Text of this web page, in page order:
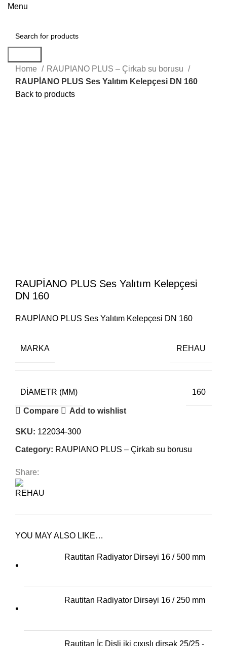
Menu
Home
RAUPIANO PLUS – Çirkab su borusu
RAUPİANO PLUS Ses Yalıtım Kelepçesi DN 160
Back to products
RAUPİANO PLUS Ses Yalıtım Kelepçesi
DN 160
RAUPİANO PLUS Ses Yalıtım Kelepçesi DN 160
MARKA REHAU
DIAMETR (MM) 160
Compare Add to wishlist
SKU: 122034-300
Category: RAUPIANO PLUS – Çirkab su borusu
Share:
YOU MAY ALSO LIKE…
Rautitan Radiyator Dirsəyi 16 / 500 mm
Rautitan Radiyator Dirsəyi 16 / 250 mm
Rautitan İç Dişli iki çıxışlı dirsək 25/25 -